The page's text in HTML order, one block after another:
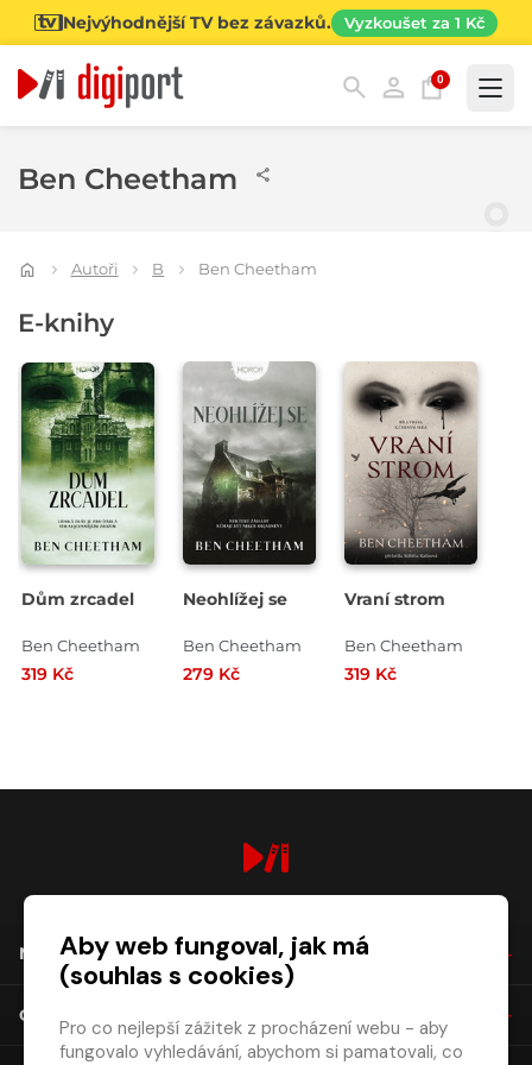
Nejvýhodnější TV bez závazků. Vyzkoušet za 1 Kč
0
Ben Cheetham
Autoři B Ben Cheetham
E-knihy
Dům zrcadel
Ben Cheetham
319 Kč
Neohlížej se
Ben Cheetham
279 Kč
Vraní strom
Ben Cheetham
319 Kč
NÁKUP
O SPOLEČNOSTI
Aby web fungoval, jak má
(souhlas s cookies)
Pro co nejlepší zážitek z procházení webu - aby
fungovalo vyhledávání, abychom si pamatovali, co